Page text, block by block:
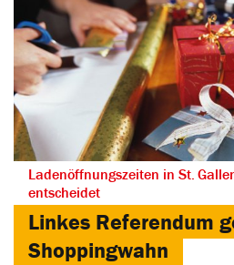
Ladenöffnungszeiten in St.
entscheidet
Linkes Referendum
Shoppingwahn